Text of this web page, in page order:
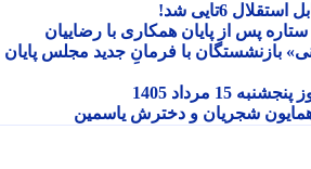
6تایی شد!
پس از پایان همکاری با رضاییان
بازنشستگان با فرمانِ جدید مجلس پایان
1405
شجریان و دخترش یاسمین